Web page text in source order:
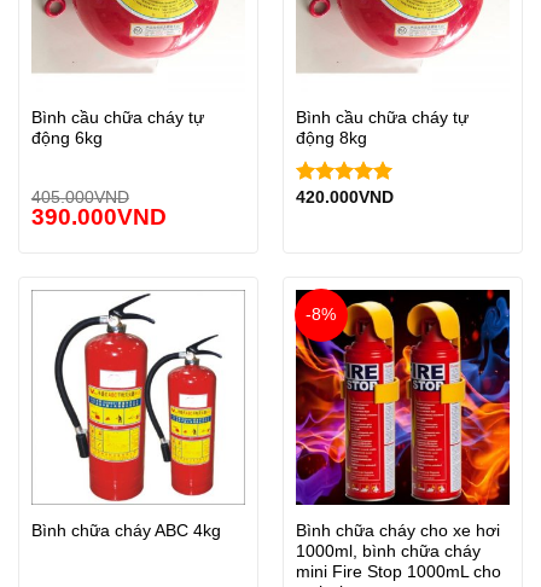
Bình cầu chữa cháy tự
động 6kg
405.000VND
390.000VND
Bình cầu chữa cháy tự
động 8kg
Được xếp
420.000VND
Bình chữa cháy ABC 4kg
-8%
Bình chữa cháy cho xe hơi
1000ml, bình chữa cháy
mini Fire Stop 1000mL cho